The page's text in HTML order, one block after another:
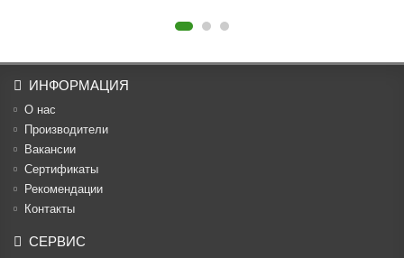
ИНФОРМАЦИЯ
О нас
Производители
Вакансии
Cертификаты
Рекомендации
Контакты
СЕРВИС